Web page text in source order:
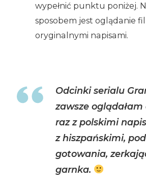
wypełnić punktu poniżej.
sposobem jest oglądanie
oryginalnymi napisami.
Odcinki serialu
zawsze
raz z polskimi
z hiszpańskimi,
gotowania,
garnka.